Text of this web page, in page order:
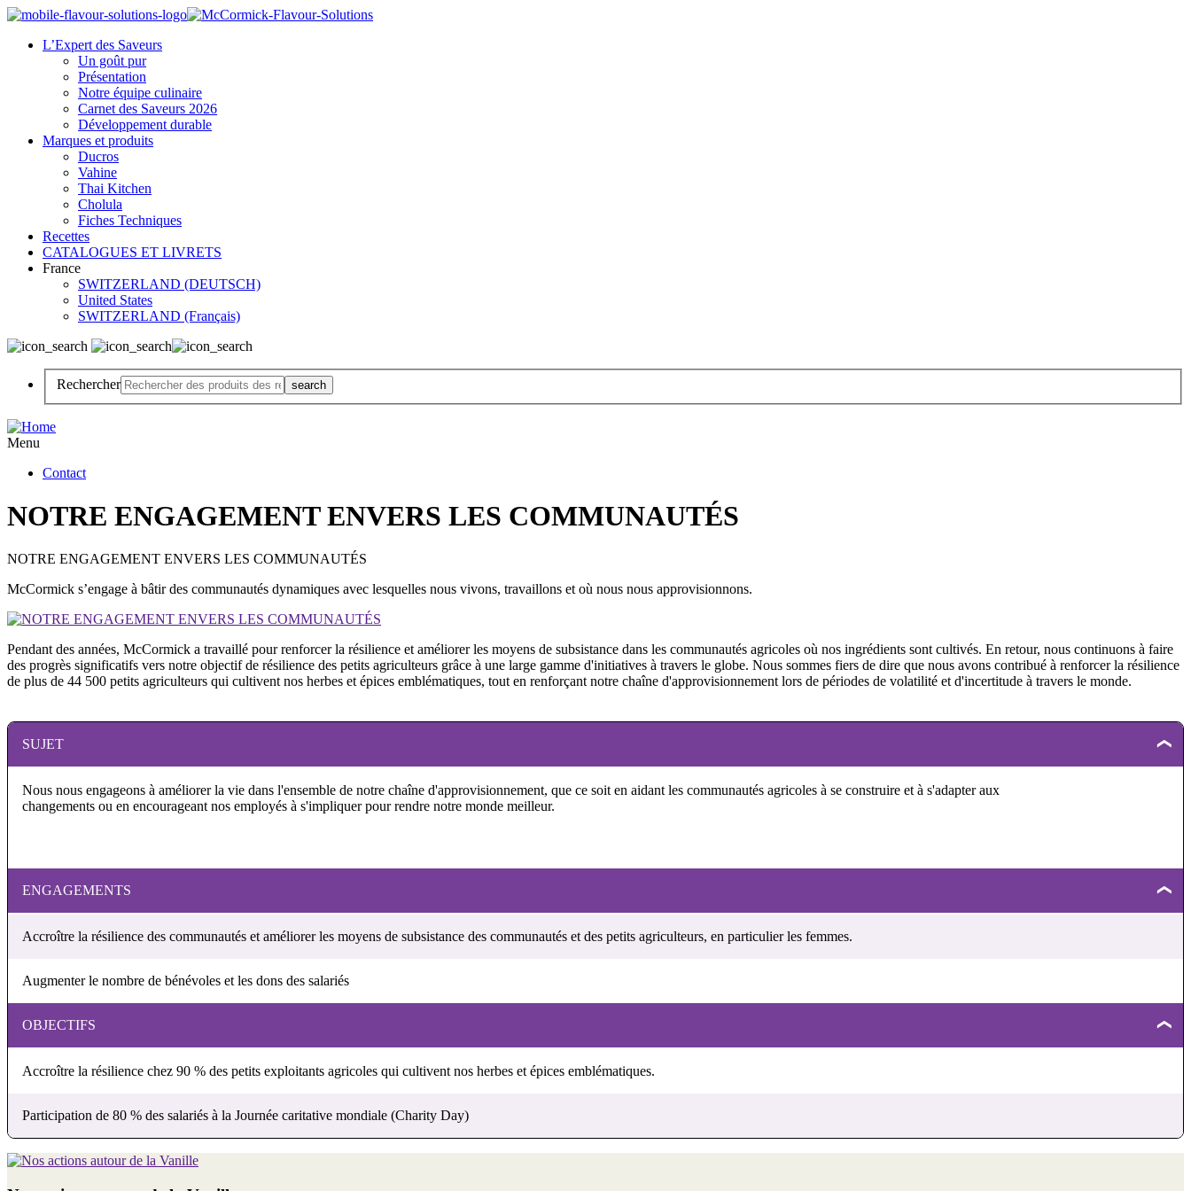
L’Expert des Saveurs
Un goût pur
Présentation
Notre équipe culinaire
Carnet des Saveurs 2026
Développement durable
Marques et produits
Ducros
Vahine
Thai Kitchen
Cholula
Fiches Techniques
Recettes
CATALOGUES ET LIVRETS
France
SWITZERLAND (DEUTSCH)
United States
SWITZERLAND (Français)
Rechercher
Menu
Contact
NOTRE ENGAGEMENT ENVERS LES COMMUNAUTÉS
NOTRE ENGAGEMENT ENVERS LES COMMUNAUTÉS
McCormick s’engage à bâtir des communautés dynamiques avec lesquelles nous vivons, travaillons et où nous nous approvisionnons.
Pendant des années, McCormick a travaillé pour renforcer la résilience et améliorer les moyens de subsistance dans les communautés agricoles où nos ingrédients sont cultivés. En retour, nous continuons à faire
des progrès significatifs vers notre objectif de résilience des petits agriculteurs grâce à une large gamme d'initiatives à travers le globe. Nous sommes fiers de dire que nous avons contribué à renforcer la résilience
de plus de 44 500 petits agriculteurs qui cultivent nos herbes et épices emblématiques, tout en renforçant notre chaîne d'approvisionnement lors de périodes de volatilité et d'incertitude à travers le monde.
SUJET
Nous nous engageons à améliorer la vie dans l'ensemble de notre chaîne d'approvisionnement, que ce soit en aidant les communautés agricoles à se construire et à s'adapter aux
changements ou en encourageant nos employés à s'impliquer pour rendre notre monde meilleur.
ENGAGEMENTS
Accroître la résilience des communautés et améliorer les moyens de subsistance des communautés et des petits agriculteurs, en particulier les femmes.
Augmenter le nombre de bénévoles et les dons des salariés
OBJECTIFS
Accroître la résilience chez 90 % des petits exploitants agricoles qui cultivent nos herbes et épices emblématiques.
Participation de 80 % des salariés à la Journée caritative mondiale (Charity Day)